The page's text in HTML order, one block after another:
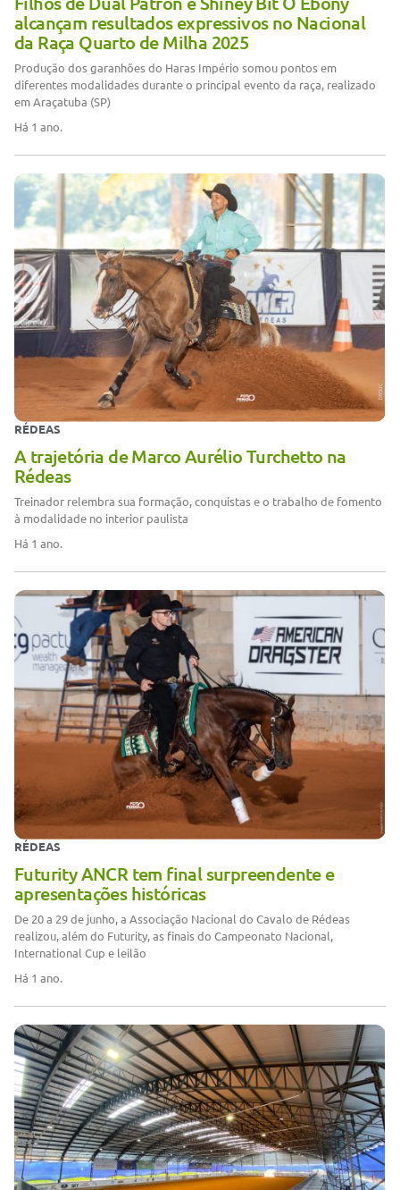
alcançam resultados expressivos no Nacional
da Raça Quarto de Milha 2025
Produção dos garanhões do Haras Império somou pontos em
diferentes modalidades durante o principal evento da raça, realizado
em Araçatuba (SP)
Há 1 ano.
RÉDEAS
A trajetória de Marco Aurélio Turchetto na
Rédeas
Treinador relembra sua formação, conquistas e o trabalho de fomento
à modalidade no interior paulista
Há 1 ano.
RÉDEAS
Futurity ANCR tem final surpreendente e
apresentações históricas
De 20 a 29 de junho, a Associação Nacional do Cavalo de Rédeas
realizou, além do Futurity, as finais do Campeonato Nacional,
International Cup e leilão
Há 1 ano.